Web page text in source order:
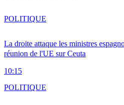
La droite attaque les ministres
réunion de l'UE sur Ceuta
10:15
POLITIQUE
POLITIQUE